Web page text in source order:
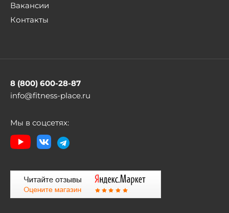
Вакансии
Контакты
8 (800) 600-28-87
info@fitness-place.ru
Мы в соцсетях: